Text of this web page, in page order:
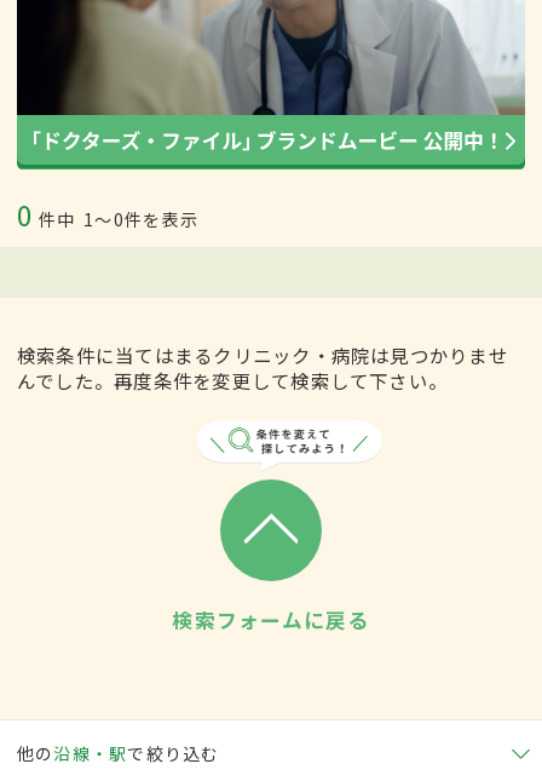
0 件中 1〜0件を表示
検索条件に当てはまるクリニック・病院は見つかりませ
んでした。再度条件を変更して検索して下さい。
検索フォームに戻る
他の沿線・駅で絞り込む